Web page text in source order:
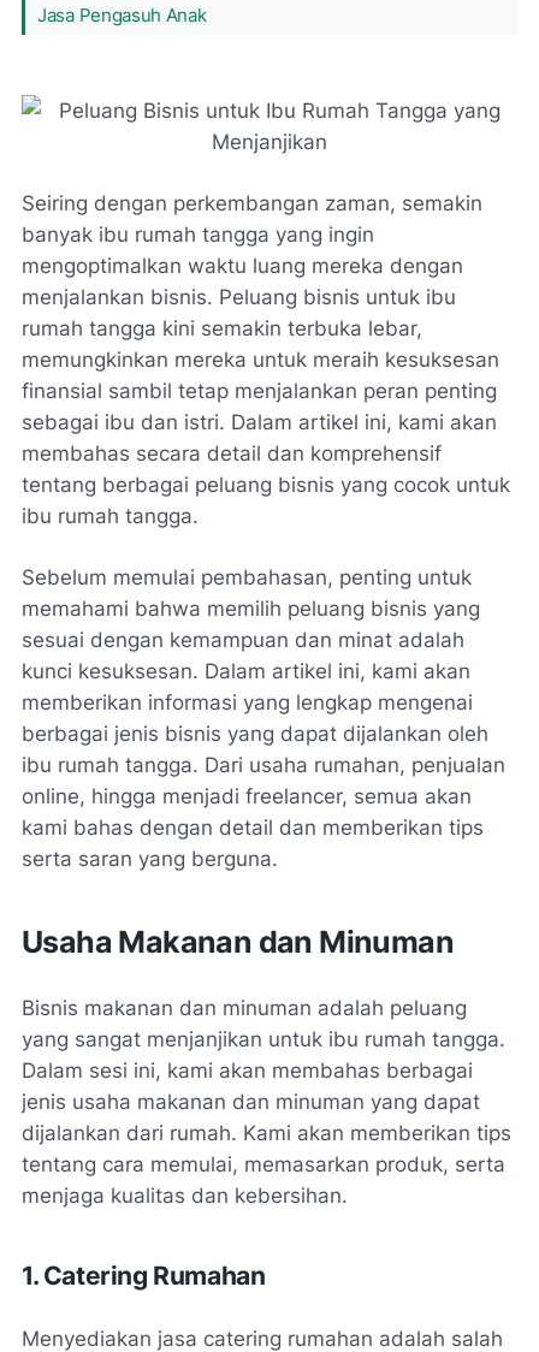
Jasa Pengasuh Anak
Seiring dengan perkembangan zaman, semakin
banyak ibu rumah tangga yang ingin
mengoptimalkan waktu luang mereka dengan
menjalankan bisnis. Peluang bisnis untuk ibu
rumah tangga kini semakin terbuka lebar,
memungkinkan mereka untuk meraih kesuksesan
finansial sambil tetap menjalankan peran penting
sebagai ibu dan istri. Dalam artikel ini, kami akan
membahas secara detail dan komprehensif
tentang berbagai peluang bisnis yang cocok untuk
ibu rumah tangga.
Sebelum memulai pembahasan, penting untuk
memahami bahwa memilih peluang bisnis yang
sesuai dengan kemampuan dan minat adalah
kunci kesuksesan. Dalam artikel ini, kami akan
memberikan informasi yang lengkap mengenai
berbagai jenis bisnis yang dapat dijalankan oleh
ibu rumah tangga. Dari usaha rumahan, penjualan
online, hingga menjadi freelancer, semua akan
kami bahas dengan detail dan memberikan tips
serta saran yang berguna.
Usaha Makanan dan Minuman
Bisnis makanan dan minuman adalah peluang
yang sangat menjanjikan untuk ibu rumah tangga.
Dalam sesi ini, kami akan membahas berbagai
jenis usaha makanan dan minuman yang dapat
dijalankan dari rumah. Kami akan memberikan tips
tentang cara memulai, memasarkan produk, serta
menjaga kualitas dan kebersihan.
1. Catering Rumahan
Menyediakan jasa catering rumahan adalah salah